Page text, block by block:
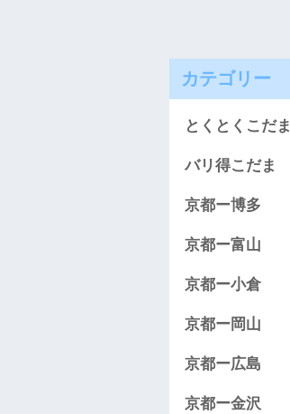
カテゴリー
とくとくこだま
バリ得こだま
京都ー博多
京都ー富山
京都ー小倉
京都ー岡山
京都ー広島
京都ー金沢